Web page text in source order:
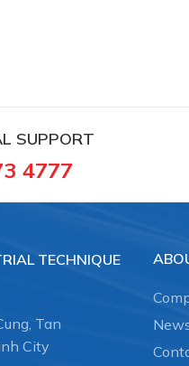
SUPPORT
4777
TECHNIQUE
Tan
City